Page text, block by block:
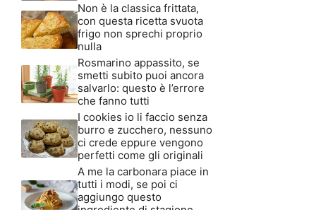
Non è la classica frittata,
con questa ricetta svuota
frigo non sprechi proprio
nulla
Rosmarino appassito, se
smetti subito puoi ancora
salvarlo: questo è l’errore
che fanno tutti
I cookies io li faccio senza
burro e zucchero, nessuno
ci crede eppure vengono
perfetti come gli originali
A me la carbonara piace in
tutti i modi, se poi ci
aggiungo questo